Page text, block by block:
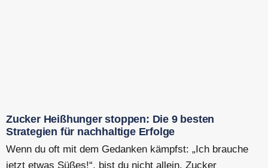
Zucker Heißhunger stoppen: Die 9 besten
Strategien für nachhaltige Erfolge
Wenn du oft mit dem Gedanken kämpfst: „Ich brauche
jetzt etwas Süßes!“, bist du nicht allein. Zucker